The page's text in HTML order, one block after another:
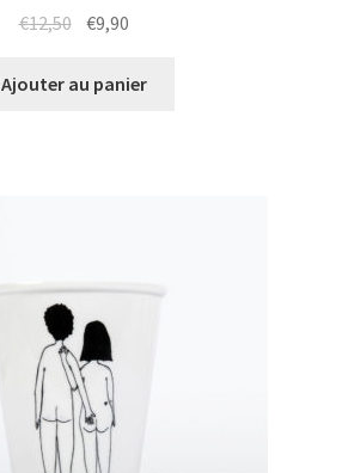
€12,50 Le
initial
€9,90
actuel
Ajouter au panier